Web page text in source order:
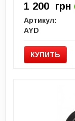
1 200 грн
Артикул:
AYD
КУПИТЬ